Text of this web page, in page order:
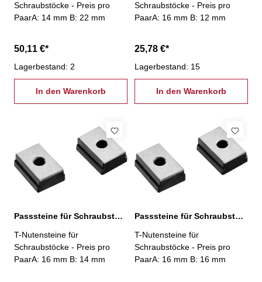
Schraubstöcke - Preis pro
PaarA: 14 mm B: 22 mm
50,11 €*
Lagerbestand: 2
In den Warenkorb
Schraubstöcke - Preis pro
PaarA: 16 mm B: 12 mm
25,78 €*
Lagerbestand: 15
In den Warenkorb
Passsteine für Schraubstöcke, 16/14 mm
T-Nutensteine für
Schraubstöcke - Preis pro
PaarA: 16 mm B: 14 mm
Passsteine für Schraubstöcke, 16/16 mm
T-Nutensteine für
Schraubstöcke - Preis pro
PaarA: 16 mm B: 16 mm